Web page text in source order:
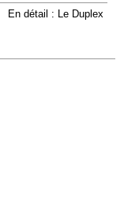
En détail : Le Duplex